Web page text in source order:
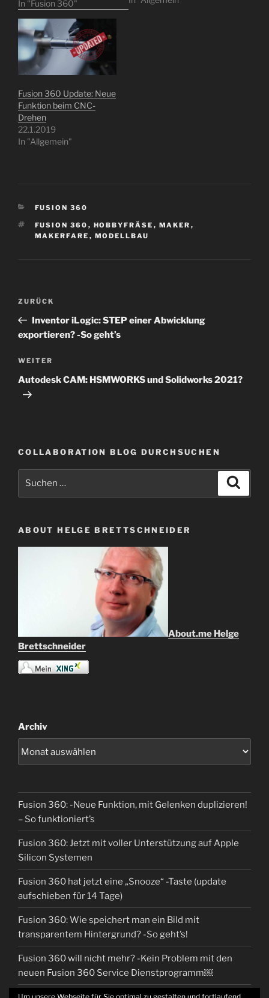
Oktober 2018 gibt es nur
die Ultimate Version
verschwindet! Ehrlich
gesagt, finde ich das sehr
gut. Denn ich kenne
verschiedene Fälle, bei
In "Fusion 360"
Fusion 360 Update: Neue
Funktion beim CNC-
Drehen
22.1.2019
In "Allgemein"
KATEGORIEN
FUSION 360
SCHLAGWÖRTER
FUSION 360 , HOBBYFRÄSE , MAKER ,
MAKERFARE , MODELLBAU
Beitragsnavigation
Vorheriger
Beitrag
ZURÜCK
Inventor iLogic: STEP einer Abwicklung
exportieren? -So geht’s
Nächster
Beitrag
WEITER
Autodesk CAM: HSMWORKS und Solidworks 2021?
COLLABORATION BLOG DURCHSUCHEN
ABOUT HELGE BRETTSCHNEIDER
About.me Helge
Brettschneider
Archiv
Fusion 360: -Neue Funktion, mit Gelenken duplizieren!
– So funktioniert’s
Fusion 360: Jetzt mit voller Unterstützung auf Apple
Silicon Systemen
Fusion 360 hat jetzt eine „Snooze“ -Taste (update
aufschieben für 14 Tage)
Fusion 360: Wie speichert man ein Bild mit
transparentem Hintergrund? -So geht’s!
Fusion 360 will nicht mehr? -Kein Problem mit den
neuen Fusion 360 Service Dienstprogramm￼